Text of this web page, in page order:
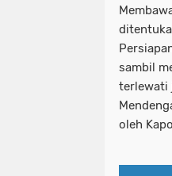
sambil
terlewati
oleh